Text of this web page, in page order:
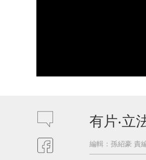
有片‧立
編輯：孫紹豪 責